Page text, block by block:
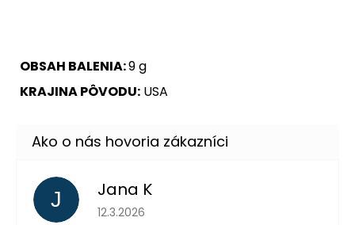
OBSAH BALENIA:9 g
KRAJINA PÔVODU: USA
J Jana K
Hodnotenie obchodu je 5 z 5 hviezdičiek.
12.3.2026